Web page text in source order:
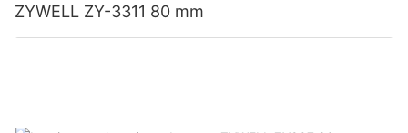
ZYWELL ZY-3311 80 mm